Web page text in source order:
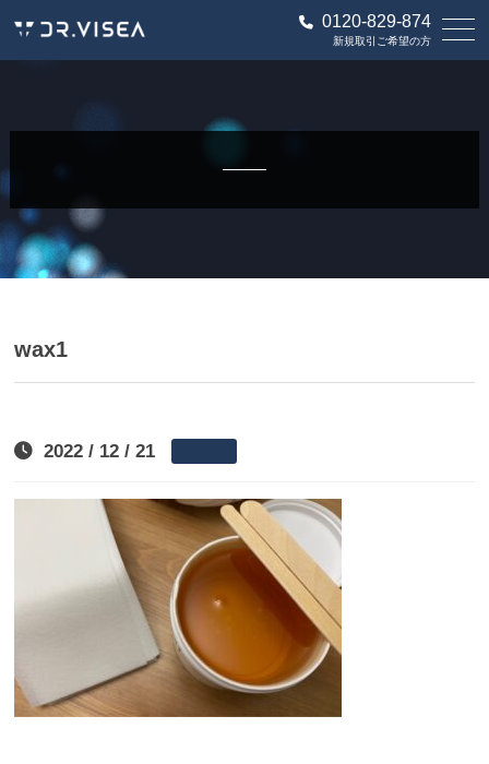
新規取引ご希望の方
0120-829-874
wax1
2022 / 12 / 21